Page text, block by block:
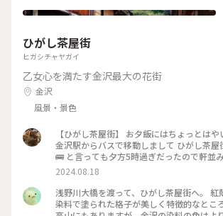
ひがし茶屋街
ヒガシチャヤガイ
乙女心を満たす金沢最大の花街
金沢
風景・景色
【ひがし茶屋街】 お夕飯にはちょっとは
金沢駅からバスで移動しまして ひがし茶屋
🚌 と言っても夕方5時過ぎだったので軒並
ー😱 お目当てだったカフェも金箔ソフトも
いのー⁈😭な様子でしたが 食べ歩きやお買
りに 夕方になりだいぶ涼しくなった古い街
めで堪能できたのでそれはそれでヨシです
茶屋街はまた今度のお楽しみに取っておく
2024.08.18
浅野川大橋を渡って、ひがし茶屋街へ。 紅殻という独特の赤い
染料で塗られた格子が美しく特徴的なとこ